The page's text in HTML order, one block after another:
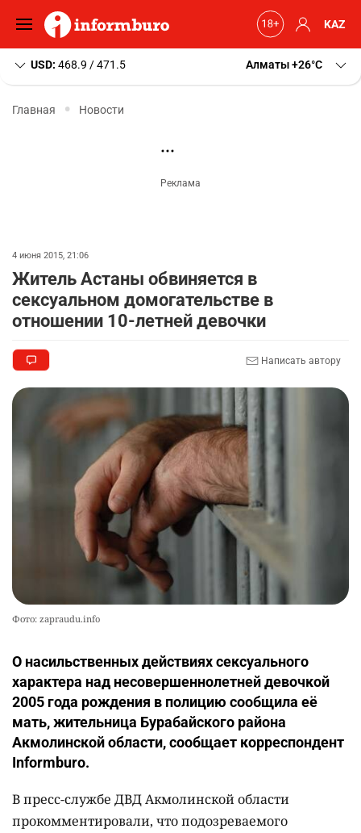
KAZ
USD: 468.9 / 471.5 Алматы+26 C
Главная Новости
4 июня 2015, 21:06
Житель Астаны обвиняется в
сексуальном домогательстве в
отношении 10-летней девочки
Написать автору
Фото: zapraudu.info
О насильственных действиях сексуального
характера над несовершеннолетней девочкой
2005 года рождения в полицию сообщила её
мать, жительница Бурабайского района
Акмолинской области, сообщает корреспондент
Informburo.
В пресс-службе ДВД Акмолинской области
прокомментировали, что подозреваемого